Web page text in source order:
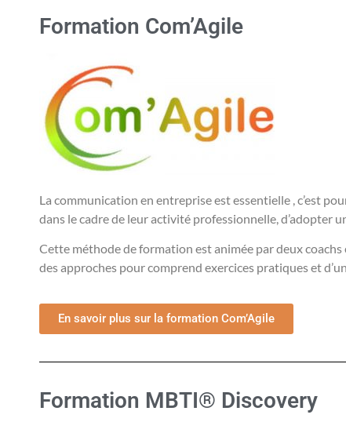
Formation Com’Agile
La communication en entreprise est essentielle , c’est
dans le cadre de leur activité professionnelle, d’adopter
Cette méthode de formation est animée par deux
des approches pour comprend exercices pratiques et
En savoir plus sur la formation Com’Agile
Formation MBTI® Discovery